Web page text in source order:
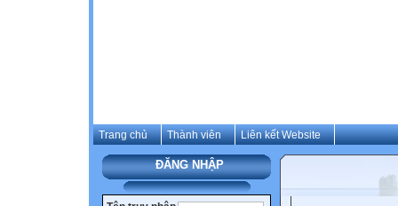
Trang chủ Thành viên Liên kết Website
ĐĂNG NHẬP